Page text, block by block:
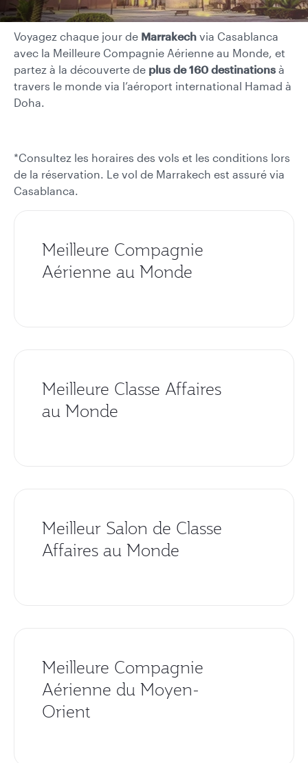
Voyagez chaque jour de Marrakech via Casablanca
avec la Meilleure Compagnie Aérienne au Monde, et
partez à la découverte de plus de 160 destinations à
travers le monde via l’aéroport international Hamad à
Doha.
*Consultez les horaires des vols et les conditions lors
de la réservation. Le vol de Marrakech est assuré via
Casablanca.
Meilleure Compagnie
Aérienne au Monde
Meilleure Classe Affaires
au Monde
Meilleur Salon de Classe
Affaires au Monde
Meilleure Compagnie
Aérienne du Moyen-
Orient